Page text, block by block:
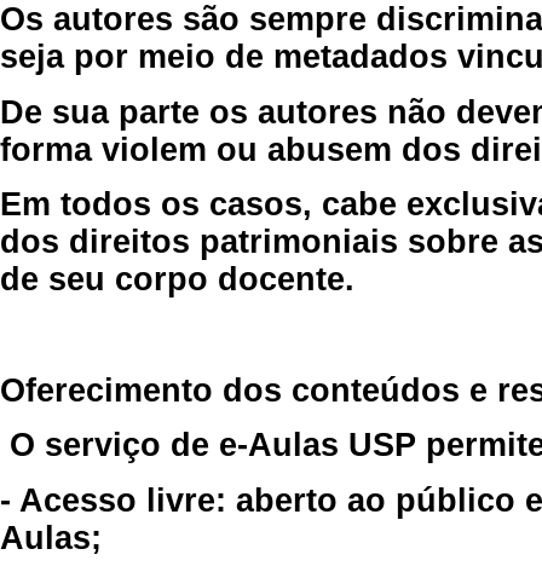
Os autores são sempre
seja por meio de metadados
De sua parte os autores não
forma violem ou abusem dos
Em todos os casos, cabe
dos direitos patrimoniais sobre
de seu corpo docente.
Oferecimento dos conteúdos e
O serviço de e-Aulas USP
- Acesso livre: aberto ao público
Aulas;